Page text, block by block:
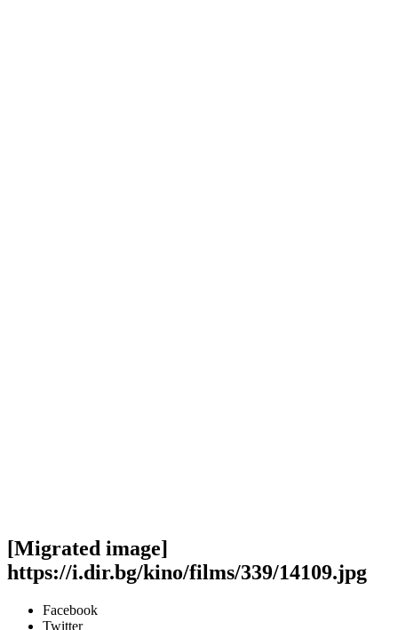
[Migrated image]
https://i.dir.bg/kino/films/339/14109.jpg
Facebook
Twitter